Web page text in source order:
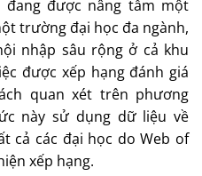
được nâng tầm một
trường đại học đa ngành,
nhập sâu rộng ở cả khu
được xếp hạng đánh giá
quan xét trên phương
này sử dụng dữ liệu về
cả các đại học do Web of
xếp hạng.